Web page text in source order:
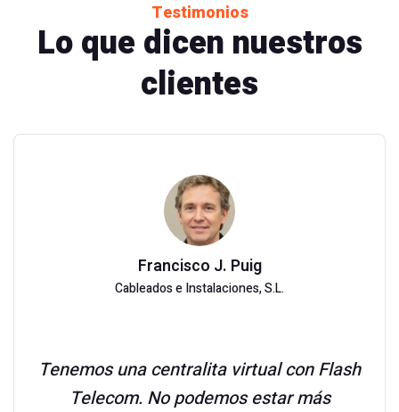
Testimonios
Lo que dicen nuestros
clientes
Francisco J. Puig
Cableados e Instalaciones, S.L.
Tenemos una centralita virtual con Flash
Telecom. No podemos estar más